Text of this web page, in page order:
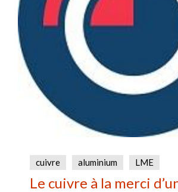
cuivre aluminium LME
Le cuivre à la merci